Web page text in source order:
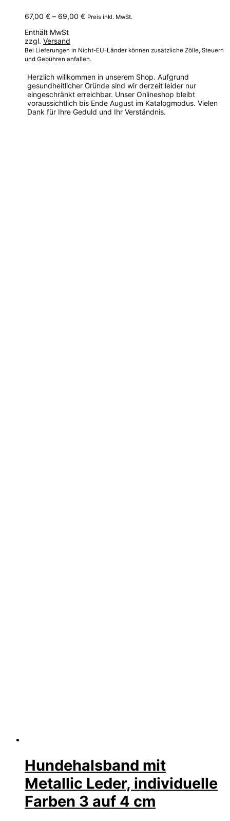
67,00 € – 69,00 €Preisspanne:
Preis inkl. MwSt.
Enthält MwSt
zzgl. Versand
Bei Lieferungen in Nicht-EU-Länder können zusätzliche Zölle, Steuern
und Gebühren anfallen.
Herzlich willkommen in unserem Shop. Aufgrund
gesundheitlicher Gründe sind wir derzeit leider nur
eingeschränkt erreichbar. Unser Onlineshop bleibt
voraussichtlich bis Ende August im Katalogmodus. Vielen
Dank für Ihre Geduld und Ihr Verständnis.
Hundehalsband mit
Metallic Leder, individuelle
Farben 3 auf 4 cm